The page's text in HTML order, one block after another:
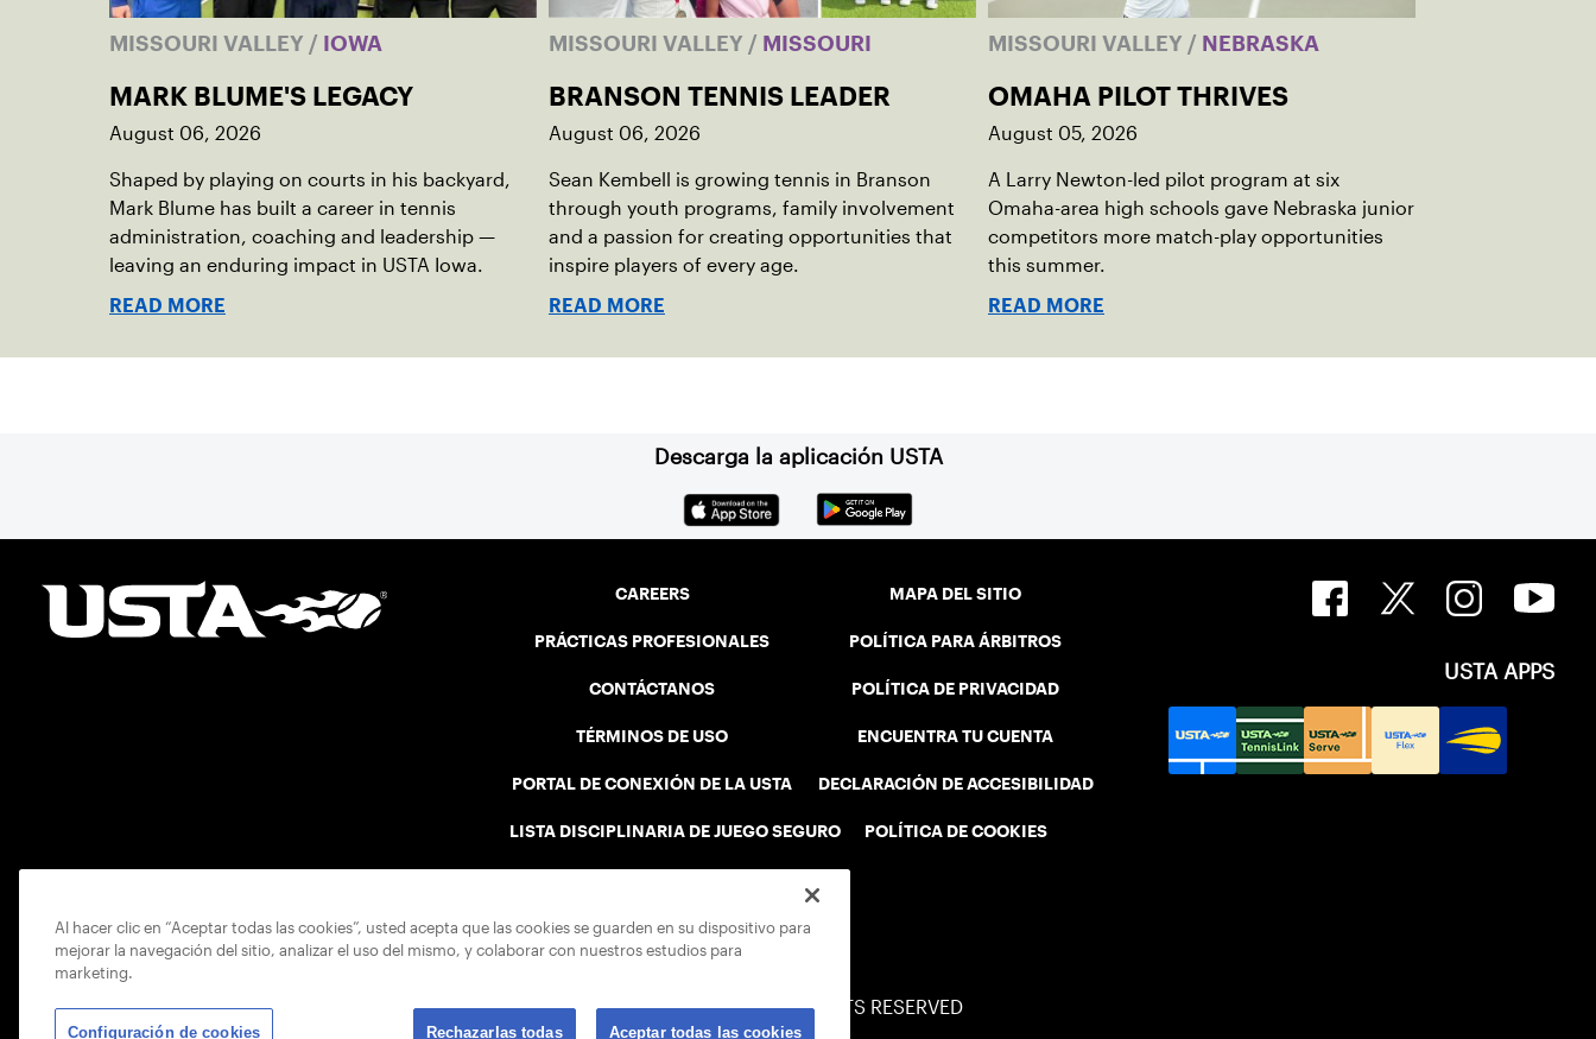
MISSOURI VALLEY / IOWA
MARK BLUME'S LEGACY
August 06, 2026
Shaped by playing on courts in his backyard,
Mark Blume has built a career in tennis
administration, coaching and leadership —
leaving an enduring impact in USTA Iowa.
READ MORE
MISSOURI VALLEY / MISSOURI
BRANSON TENNIS LEADER
August 06, 2026
Sean Kembell is growing tennis in Branson
through youth programs, family involvement
and a passion for creating opportunities that
inspire players of every age.
READ MORE
MISSOURI VALLEY / NEBRASKA
OMAHA PILOT THRIVES
August 05, 2026
A Larry Newton-led pilot program at six
Omaha-area high schools gave Nebraska junior
competitors more match-play opportunities
this summer.
READ MORE
Descarga la aplicación USTA
CAREERS
PRÁCTICAS PROFESIONALES
CONTÁCTANOS
TÉRMINOS DE USO
PORTAL DE CONEXIÓN DE LA USTA
LISTA DISCIPLINARIA DE JUEGO SEGURO
MAPA DEL SITIO
POLÍTICA PARA ÁRBITROS
POLÍTICA DE PRIVACIDAD
ENCUENTRA TU CUENTA
DECLARACIÓN DE ACCESIBILIDAD
POLÍTICA DE COOKIES
USTA APPS
© 2026 USTA ALL RIGHTS RESERVED
Al hacer clic en “Aceptar todas las cookies”, usted acepta que las cookies se guarden en su dispositivo para
mejorar la navegación del sitio, analizar el uso del mismo, y colaborar con nuestros estudios para
marketing.
Configuración de cookies Rechazarlas todas Aceptar todas las cookies